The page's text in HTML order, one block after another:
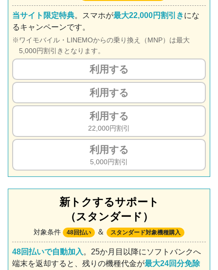
当サイト限定特典。スマホが最大22,000円割引きにな
るキャンペーンです。
ワイモバイル・LINEMOからの乗り換え（MNP）は最大
5,000円割引きとなります。
利用する
利用する
利用する
22,000円割引
利用する
5,000円割引
新トクするサポート
（スタンダード）
対象条件 48回払い ＆ スタンダード対象機種購入
48回払いで自動加入 。25か月目以降にソフトバンクへ
端末を返却すると、残りの機種代金が最大24回分免除